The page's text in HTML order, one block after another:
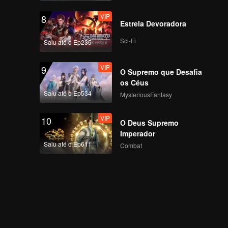
8
Saiu até o Ep235
VIP
Estrela Devoradora
Sci-Fi
9
Saiu até o Ep534
VIP
O Supremo que Desafia
os Céus
MysteriousFantasy
10
Saiu até o Ep611
VIP
O Deus Supremo
Imperador
Combat